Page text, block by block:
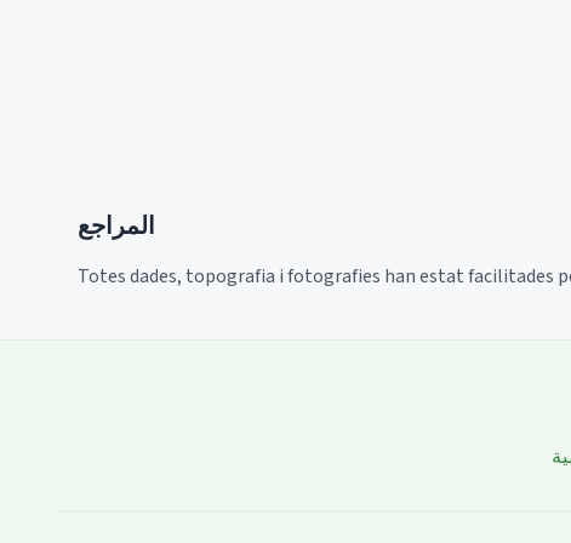
المراجع
Totes dades, topografia i fotografies han estat facilitades